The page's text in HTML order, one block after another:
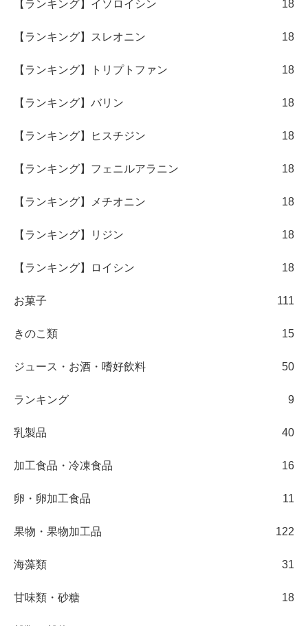
【ランキング】イソロイシン 18
【ランキング】スレオニン 18
【ランキング】トリプトファン 18
【ランキング】バリン 18
【ランキング】ヒスチジン 18
【ランキング】フェニルアラニン 18
【ランキング】メチオニン 18
【ランキング】リジン 18
【ランキング】ロイシン 18
お菓子 111
きのこ類 15
ジュース・お酒・嗜好飲料 50
ランキング 9
乳製品 40
加工食品・冷凍食品 16
卵・卵加工食品 11
果物・果物加工品 122
海藻類 31
甘味類・砂糖 18